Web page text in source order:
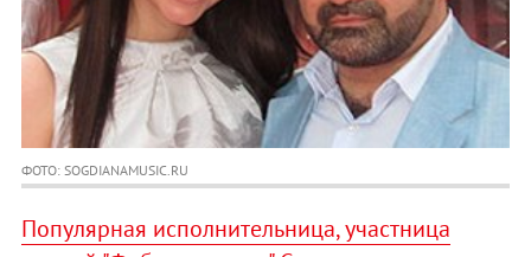
ФОТО: SOGDIANAMUSIC.RU
Популярная исполнительница, участница